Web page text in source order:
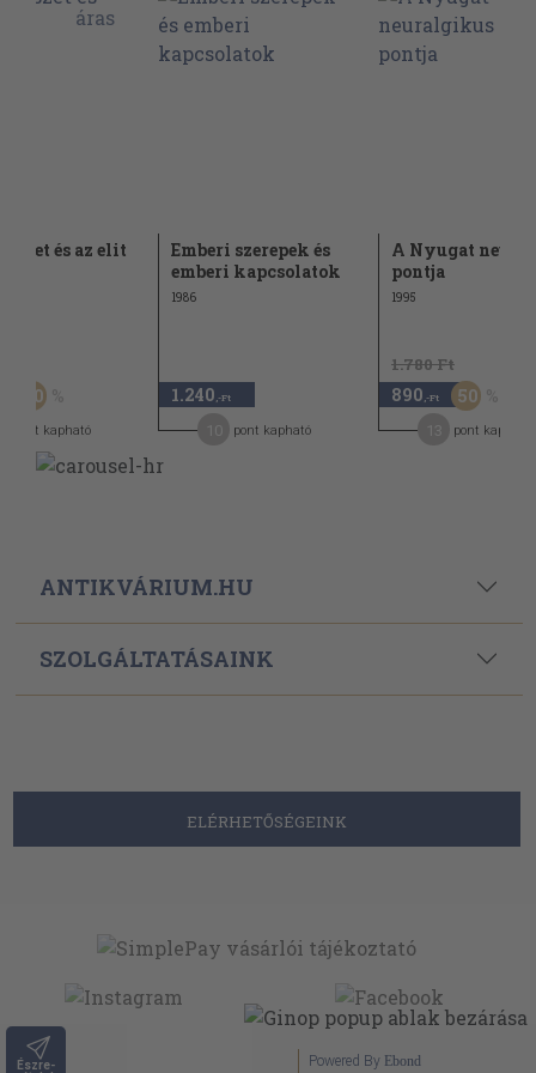
Észre-
és az elit
50
pont kapható
Emberi szerepek és
emberi kapcsolatok
1986
1.240 ,-Ft
pont kapható
A Nyugat
pontja
1995
1.780 Ft
890 ,-Ft 50
pont kapható
ANTIKVÁRIUM.HU
SZOLGÁLTATÁSAINK
ELÉRHETŐSÉGEINK
Powered By Ebond